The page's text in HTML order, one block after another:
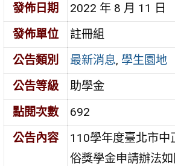
發佈日期
2022 年 8 月 11 日
發佈單位
註冊組
公告類別
最新消息, 學生園地
公告等級
助學金
點閱次數
692
公告內容
110學年度臺北市中
俗獎學金申請辦法